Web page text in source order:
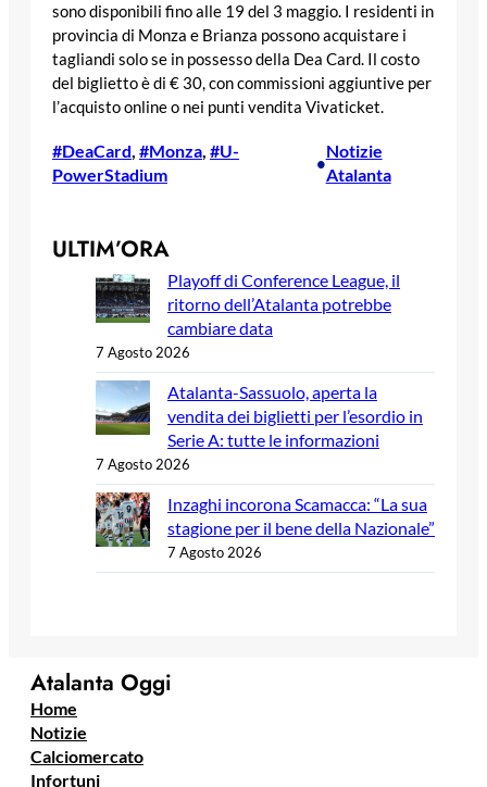
sono disponibili fino alle 19 del 3 maggio. I residenti in
provincia di Monza e Brianza possono acquistare i
tagliandi solo se in possesso della Dea Card. Il costo
del biglietto è di € 30, con commissioni aggiuntive per
l’acquisto online o nei punti vendita Vivaticket.
#DeaCard, #Monza, #U-
PowerStadium
•
Notizie
Atalanta
ULTIM’ORA
Playoff di Conference League, il
ritorno dell’Atalanta potrebbe
cambiare data
7 Agosto 2026
Atalanta-Sassuolo, aperta la
vendita dei biglietti per l’esordio in
Serie A: tutte le informazioni
7 Agosto 2026
Inzaghi incorona Scamacca: “La sua
stagione per il bene della Nazionale”
7 Agosto 2026
Atalanta Oggi
Home
Notizie
Calciomercato
Infortuni